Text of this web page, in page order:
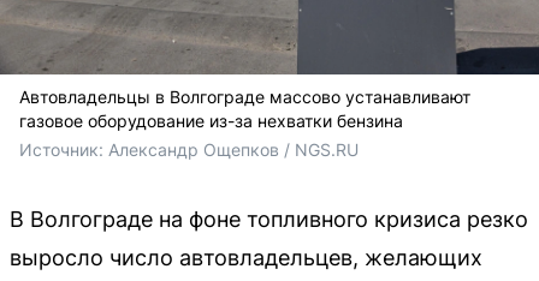
Автовладельцы в Волгограде массово устанавливают
газовое оборудование из-за нехватки бензина
Источник: Александр Ощепков / NGS.RU
В Волгограде на фоне топливного кризиса резко
выросло число автовладельцев, желающих